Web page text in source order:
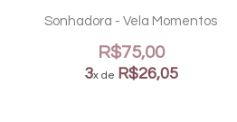
Sonhadora - Vela Momentos
R$75,00
3x de R$26,05